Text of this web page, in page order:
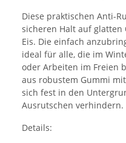
Diese praktischen Anti-
sicheren Halt auf glatten
Eis. Die einfach
ideal für alle, die im
oder Arbeiten im Freien
aus robustem Gummi
sich fest in den
Ausrutschen verhindern.
Details: